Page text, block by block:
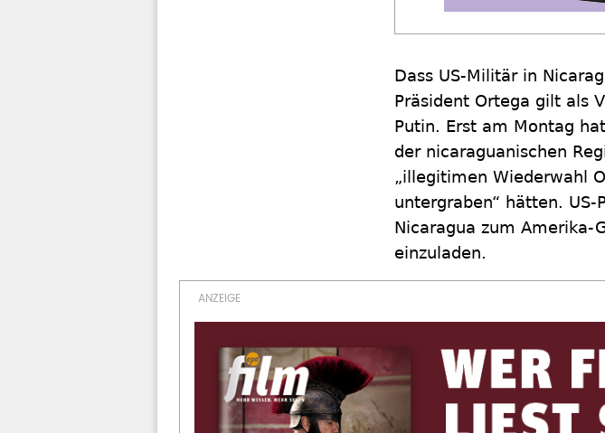
Dass US-Militär in
Präsident Ortega gilt als
Putin. Erst am Montag
der nicaraguanischen
„illegitimen Wiederwahl
untergraben“ hätten.
Nicaragua zum Amerika-
einzuladen.